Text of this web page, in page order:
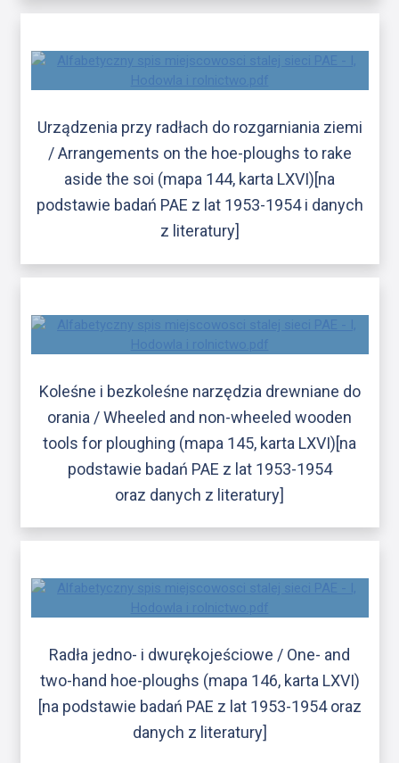
Urządzenia przy radłach do rozgarniania ziemi
/ Arrangements on the hoe-ploughs to rake
aside the soi (mapa 144, karta LXVI)[na
podstawie badań PAE z lat 1953-1954 i danych
z literatury]
Koleśne i bezkoleśne narzędzia drewniane do
orania / Wheeled and non-wheeled wooden
tools for ploughing (mapa 145, karta LXVI)[na
podstawie badań PAE z lat 1953-1954
oraz danych z literatury]
Radła jedno- i dwurękojeściowe / One- and
two-hand hoe-ploughs (mapa 146, karta LXVI)
[na podstawie badań PAE z lat 1953-1954 oraz
danych z literatury]